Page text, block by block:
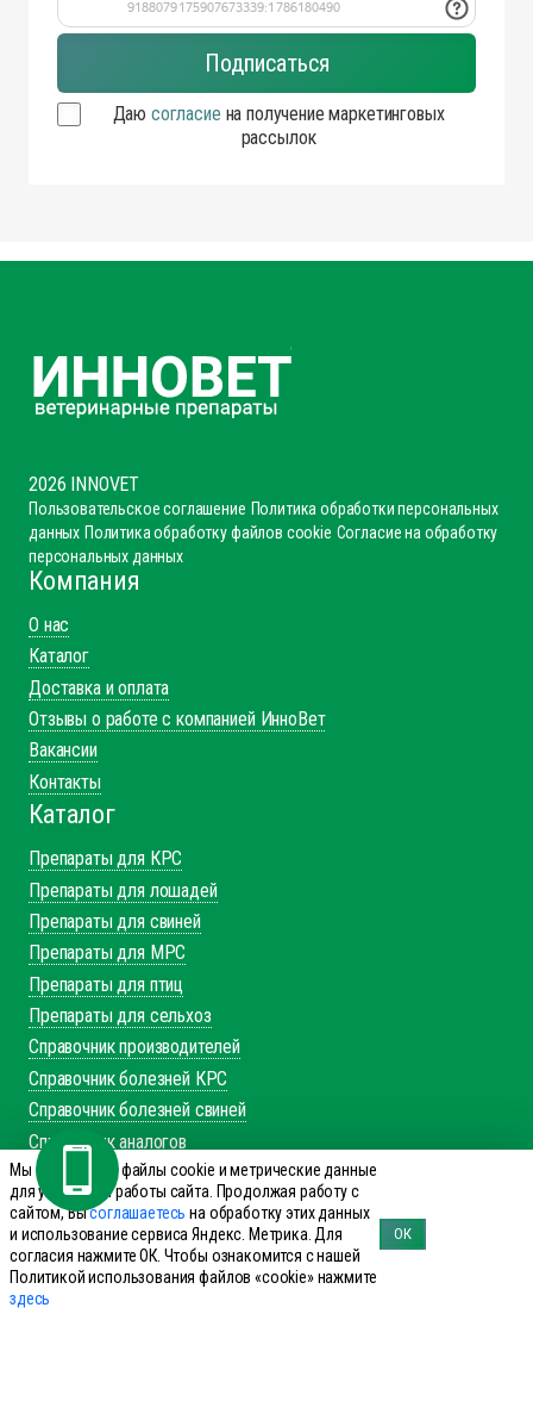
Даю согласие на получение маркетинговых
рассылок
2026 INNOVET
Пользовательское соглашение Политика обработки персональных
данных Политика обработку файлов cookie Согласие на обработку
персональных данных
Компания
О нас
Каталог
Доставка и оплата
Отзывы о работе с компанией ИнноВет
Вакансии
Контакты
Каталог
Препараты для КРС
Препараты для лошадей
Препараты для свиней
Препараты для МРС
Препараты для птиц
Препараты для сельхоз
Справочник производителей
Справочник болезней КРС
Справочник болезней свиней
Справочник аналогов
+7 (495) 644-19-69
Заказать звонок
143960 Реутов, ул. Фабричная дом 8
office@innovet.ru
Мы используем файлы cookie и метрические данные
для улучшения работы сайта. Продолжая работу с
сайтом, Высоглашаетесь на обработку этих данных
и использование сервиса Яндекс. Метрика. Для
согласия нажмите ОК. Чтобы ознакомится с нашей
Политикой использования файлов «cookie» нажмите
здесь
ОК